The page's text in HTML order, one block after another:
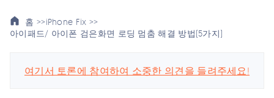
홈 >>iPhone Fix >>
아이패드/ 아이폰 검은화면 로딩 멈춤 해결 방법(5가지)
여기서 토론에 참여하여 소중한 의견을 들려주세요!